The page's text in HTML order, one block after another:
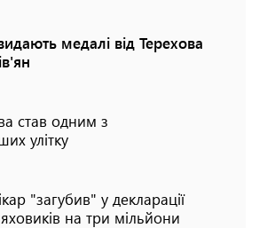
медалі від Терехова
став одним з
улітку
"загубив" у декларації
на три мільйони